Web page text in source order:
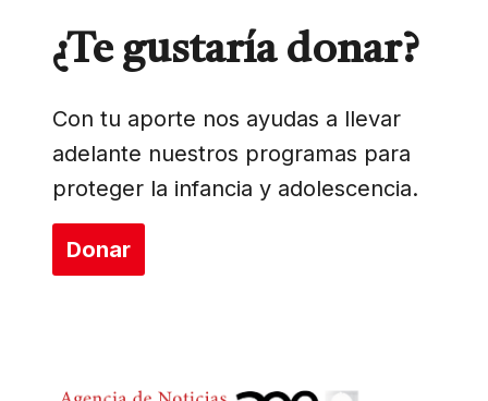
¿Te gustaría donar?
Con tu aporte nos ayudas a llevar
adelante nuestros programas para
proteger la infancia y adolescencia.
Donar